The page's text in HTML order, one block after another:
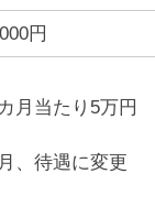
円
月当たり5万円
、待遇に変更